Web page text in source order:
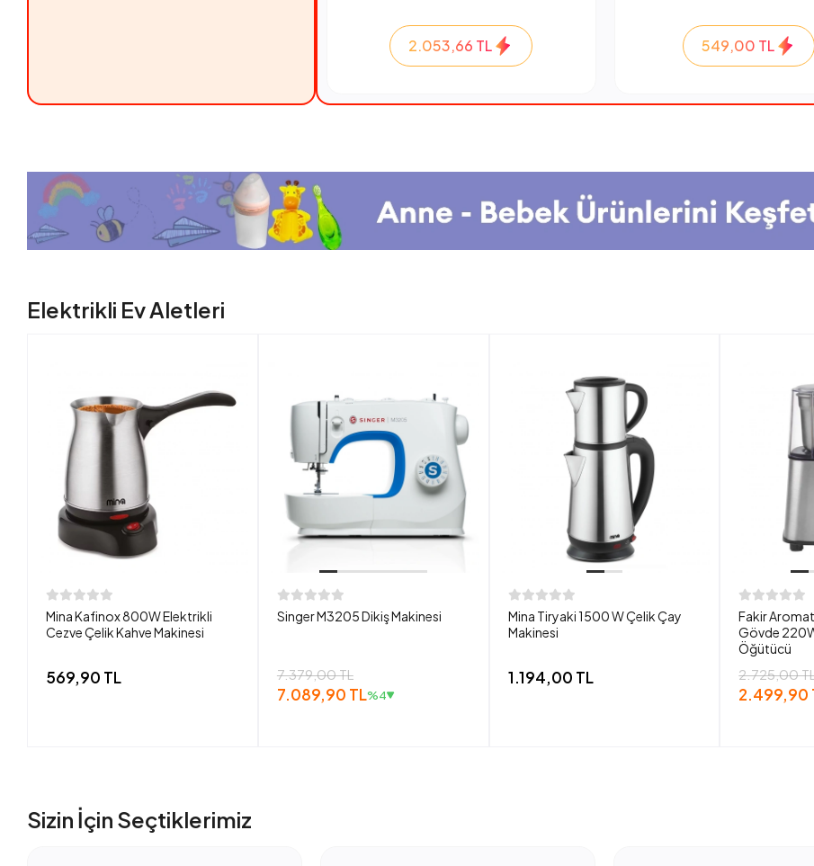
2.053,66 TL 549,00 TL
Elektrikli Ev Aletleri
Mina Kafinox 800W Elektrikli
Cezve Çelik Kahve Makinesi
569,90 TL
Singer M3205 Dikiş Makinesi
7.379,00 TL
7.089,90 TL%4
Mina Tiryaki 1500 W Çelik Çay
Makinesi
1.194,00 TL
Fakir
Gövde
Öğütücü
2.725,00
2.499,90
Sizin İçin Seçtiklerimiz